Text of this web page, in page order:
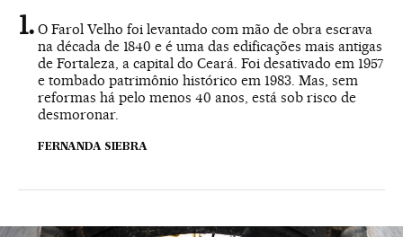
O Farol Velho foi levantado com mão de obra escrava
na década de 1840 e é uma das edificações mais antigas
de Fortaleza, a capital do Ceará. Foi desativado em 1957
e tombado patrimônio histórico em 1983. Mas, sem
reformas há pelo menos 40 anos, está sob risco de
desmoronar.
FERNANDA SIEBRA